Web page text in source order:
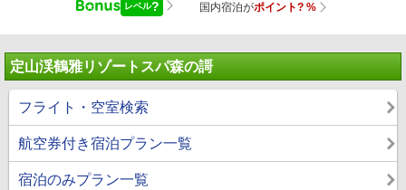
定山渓鶴雅リゾートスパ森の謌
フライト・空室検索
航空券付き宿泊プラン一覧
宿泊のみプラン一覧